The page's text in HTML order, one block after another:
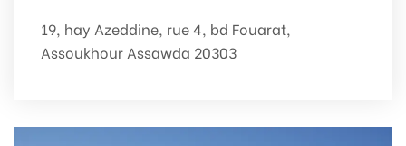
19, hay Azeddine, rue 4, bd Fouarat,
Assoukhour Assawda 20303